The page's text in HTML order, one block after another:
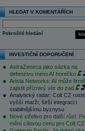
HLEDAT V KOMENTÁŘÍCH
Pokročilé hledání
INVESTIČNÍ DOPORUČENÍ
AstraZeneca jako sázka na
defenzivu mimo AI horečku
Arista Networks: AI může firmě
zajistit příznivý vítr do zad
Analytický radar: Colt CZ
vyšší marži, širší integraci i
stabilnějšímu byznysu
Nové střelivo pro další růst.
mění cílovou cenu pro Colt CZ